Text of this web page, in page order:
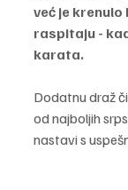
već je krenulo
raspitaju -
karata.
Dodatnu draž
od najboljih
nastavi s